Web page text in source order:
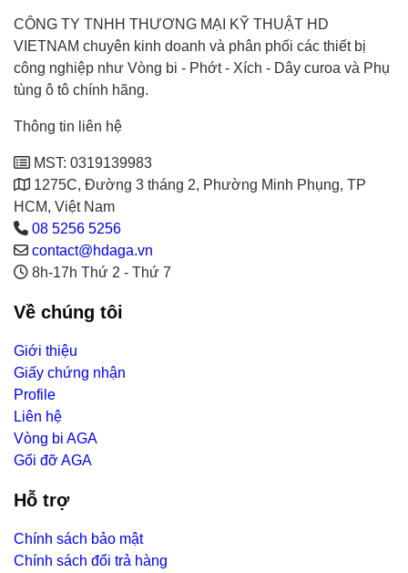
CÔNG TY TNHH THƯƠNG MẠI KỸ THUẬT HD
VIETNAM chuyên kinh doanh và phân phối các thiết bị
công nghiệp như Vòng bi - Phớt - Xích - Dây curoa và Phụ
tùng ô tô chính hãng.
Thông tin liên hệ
MST: 0319139983
1275C, Đường 3 tháng 2, Phường Minh Phụng, TP
HCM, Việt Nam
08 5256 5256
contact@hdaga.vn
8h-17h Thứ 2 - Thứ 7
Về chúng tôi
Giới thiệu
Giấy chứng nhận
Profile
Liên hệ
Vòng bi AGA
Gối đỡ AGA
Hỗ trợ
Chính sách bảo mật
Chính sách đổi trả hàng